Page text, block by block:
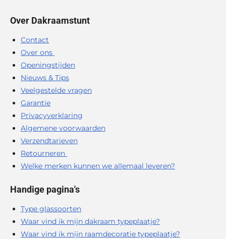
Over Dakraamstunt
Contact
Over ons
Openingstijden
Nieuws & Tips
Veelgestelde vragen
Garantie
Privacyverklaring
Algemene voorwaarden
Verzendtarieven
Retourneren
Welke merken kunnen we allemaal leveren?
Handige pagina's
Type glassoorten
Waar vind ik mijn dakraam typeplaatje?
Waar vind ik mijn raamdecoratie typeplaatje?